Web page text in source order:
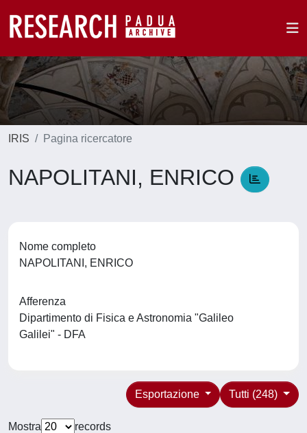
IRIS Pagina ricercatore
NAPOLITANI, ENRICO
Nome completo
NAPOLITANI, ENRICO
Afferenza
Dipartimento di Fisica e Astronomia "Galileo
Galilei" - DFA
Tutti (248)
Esportazione
Mostra
records